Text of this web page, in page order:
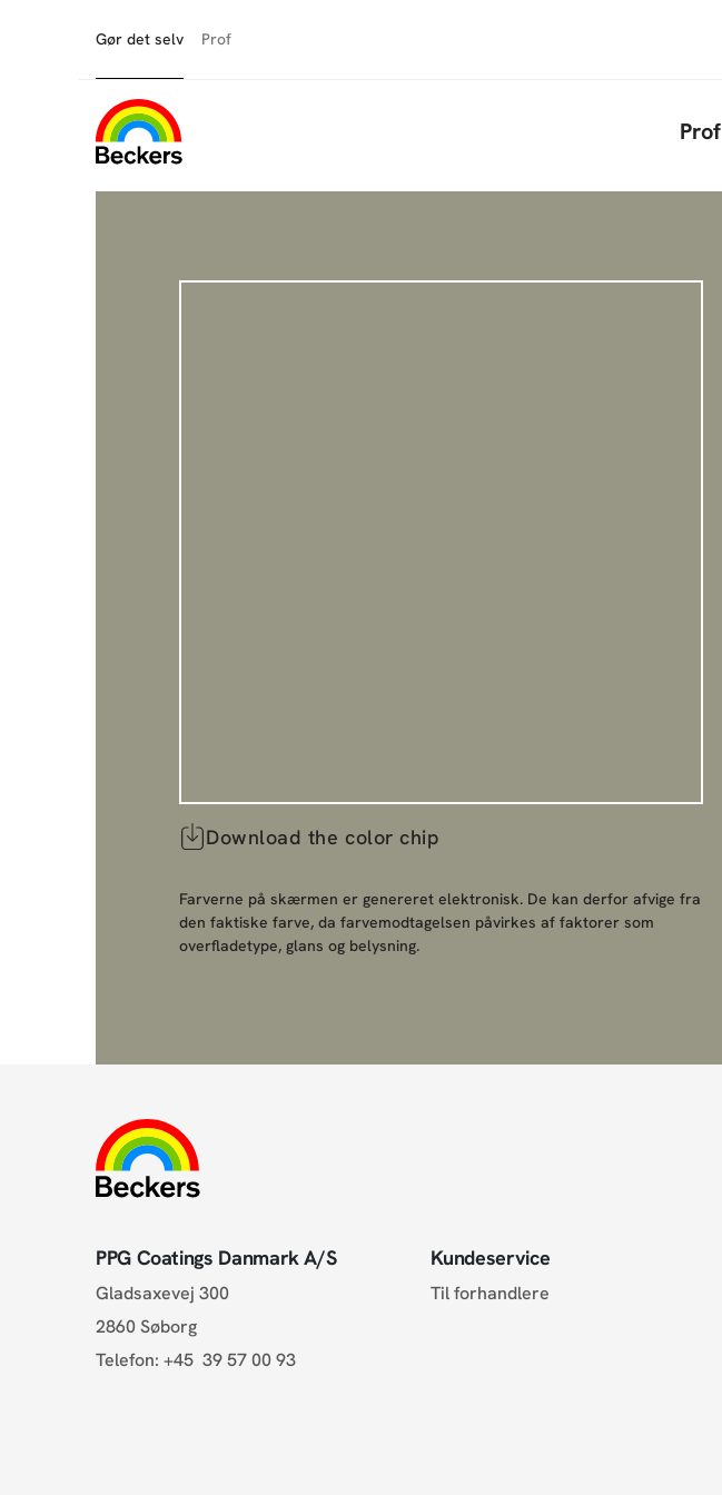
Gør det selv Prof
Prof
Download the color chip
Farverne på skærmen er genereret elektronisk. De kan derfor afvige fra
den faktiske farve, da farvemodtagelsen påvirkes af faktorer som
overfladetype, glans og belysning.
PPG Coatings Danmark A/S
Gladsaxevej 300
2860 Søborg
Telefon:+45 39 57 00 93
Kundeservice
Til forhandlere